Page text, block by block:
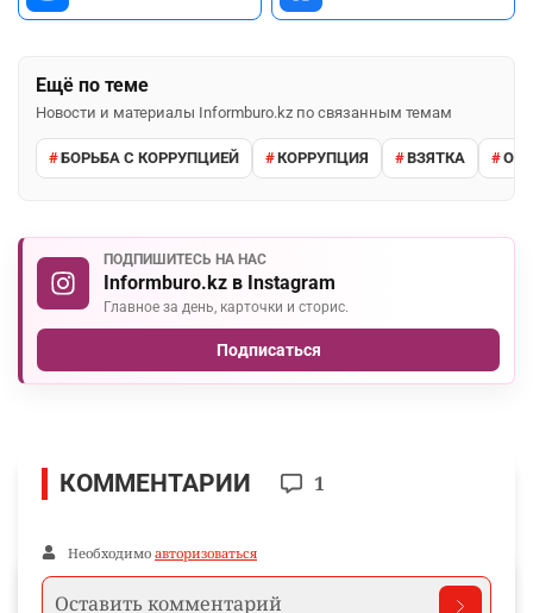
Ещё по теме
Новости и материалы Informburo.kz по связанным темам
БОРЬБА С КОРРУПЦИЕЙ КОРРУПЦИЯ ВЗЯТКА
ПОДПИШИТЕСЬ НА НАС
Informburo.kz в Instagram
Главное за день, карточки и сторис.
Подписаться
КОММЕНТАРИИ 1
Необходимо авторизоваться